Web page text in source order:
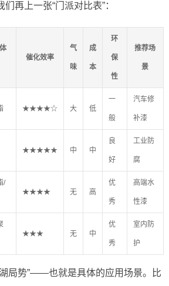
再上一张“门派对比表”：
催化效率
气
味
成
本
环
保
性
推荐场
景
★★★★☆ 大 低
一
般
汽车修
补漆
★★★★★ 中 中
良
好
工业防
腐
/
★★★★ 无 高
优
秀
高端水
性漆
★★★ 无 中
优
秀
室内防
护
局势”——也就是具体的应用场景。比